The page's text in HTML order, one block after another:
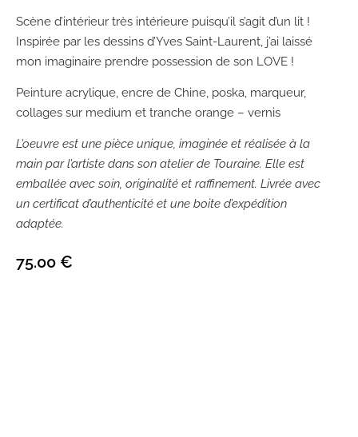
Scène d’intérieur très intérieure puisqu’il s’agit d’un lit !
Inspirée par les dessins d’Yves Saint-Laurent, j’ai laissé
mon imaginaire prendre possession de son LOVE !
Peinture acrylique, encre de Chine, poska, marqueur,
collages sur medium et tranche orange – vernis
L’oeuvre est une pièce unique, imaginée et réalisée à la
main par l’artiste dans son atelier de Touraine. Elle est
emballée avec soin, originalité et raffinement. Livrée avec
un certificat d’authenticité et une boite d’expédition
adaptée.
75.00 €